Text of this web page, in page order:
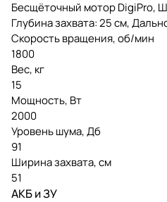
Бесщёточный мотор DigiPro,
Глубина захвата: 25 см,
Скорость вращения, об/мин
1800
Вес, кг
15
Мощность, Вт
2000
Уровень шума, Дб
91
Ширина захвата, см
51
АКБ и ЗУ